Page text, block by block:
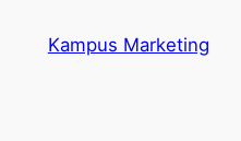
Kampus Marketing